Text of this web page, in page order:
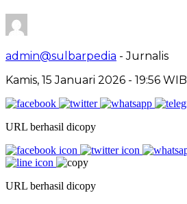
admin@sulbarpedia - Jurnalis
Kamis, 15 Januari 2026 - 19:56 WIB
URL berhasil dicopy
URL berhasil dicopy